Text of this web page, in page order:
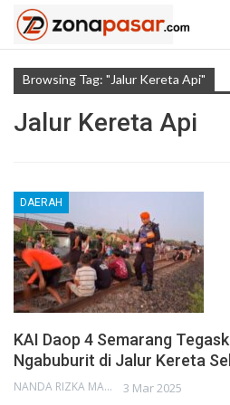
Browsing Tag: "Jalur Kereta Api"
Jalur Kereta Api
DAERAH
KAI Daop 4 Semarang
Ngabuburit di Jalur Kereta
NANDA RIZKA MAHENDRA 3 Mar 2025